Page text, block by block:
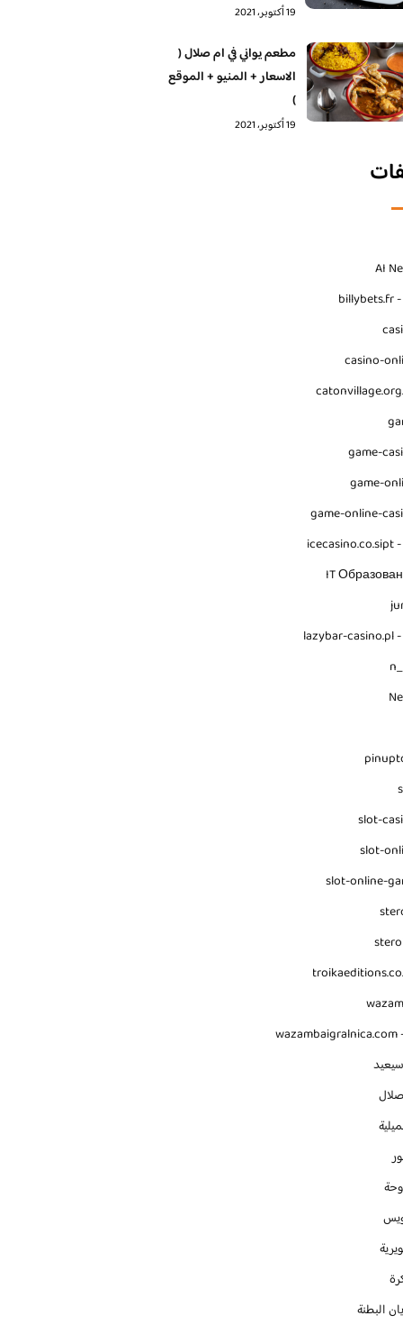
19 أكتوبر، 2021
مطعم يواني في ام صلال (
الاسعار + المنيو + الموقع
)
19 أكتوبر، 2021
AI
billybets.fr -
casino-
game-
game-
game-online-
icecasino.co.sipt
IT
lazybar-casino.pl
slot-
slot-
slot-online-
wazambaigralnica.com
البطنة